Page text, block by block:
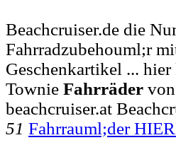
Beachcruiser.de die
Fahrradzubehouml;r
Geschenkartikel ...
Townie Fahrräder
beachcruiser.at
51 Fahrrauml;der